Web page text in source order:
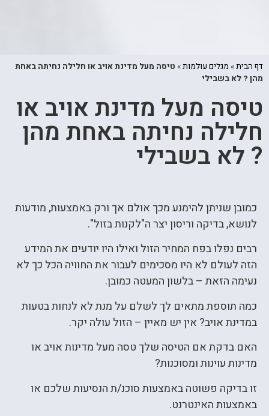
דף הבית» מגלים עולמות» טיסה מעל מדינת אויב או חלילה נחיתה באחת
מהן ? לא בשבילי
טיסה מעל מדינת אויב או
חלילה נחיתה באחת מהן
? לא בשבילי
כמובן שניתן להימנע מכך אולם אך ורק באמצעות, מודעות
לנושא, בדיקה וריסון יצר ה"לקנות בזול".
רבים נפלו בפח המחיר הזול ואילו היו יודעים את המידע
הזה לעולם לא היו מסכימים לעבור את החוויה הכל כך לא
נעימה הזאת – בלשון המעטה כמובן.
כמה תוספת מתאים לך לשלם על מנת לא לנחות בטעות
במדינת אויב? אין יש מאיין – הזול עולה יקר.
האם בדקת אם הטיסה שלך טסה מעל מדינות אויב או
מדינות עוינות ומסוכנות?
זו בדיקה פשוטה באמצעות סוכנ/ת הנסיעות שלכם או
באמצעות האינטרנט.